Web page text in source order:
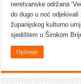
neretvanske održana
do dugo u noć
županijskog kulturno
sjedištem u Širokom
Opširnije